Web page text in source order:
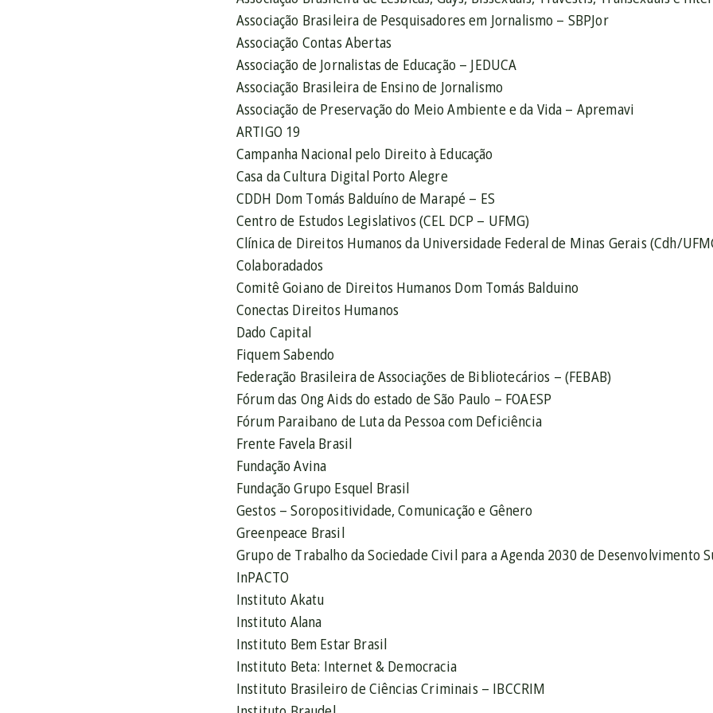
Associação Brasileira de Pesquisadores em Jornalismo – SBPJor
Associação Contas Abertas
Associação de Jornalistas de Educação – JEDUCA
Associação Brasileira de Ensino de Jornalismo
Associação de Preservação do Meio Ambiente e da Vida – Apremavi
ARTIGO 19
Campanha Nacional pelo Direito à Educação
Casa da Cultura Digital Porto Alegre
CDDH Dom Tomás Balduíno de Marapé – ES
Centro de Estudos Legislativos (CEL DCP – UFMG)
Clínica de Direitos Humanos da Universidade Federal de Minas Gerais (Cdh/
Colaboradados
Comitê Goiano de Direitos Humanos Dom Tomás Balduino
Conectas Direitos Humanos
Dado Capital
Fiquem Sabendo
Federação Brasileira de Associações de Bibliotecários – (FEBAB)
Fórum das Ong Aids do estado de São Paulo – FOAESP
Fórum Paraibano de Luta da Pessoa com Deficiência
Frente Favela Brasil
Fundação Avina
Fundação Grupo Esquel Brasil
Gestos – Soropositividade, Comunicação e Gênero
Greenpeace Brasil
Grupo de Trabalho da Sociedade Civil para a Agenda 2030 de Desenvolvimento
InPACTO
Instituto Akatu
Instituto Alana
Instituto Bem Estar Brasil
Instituto Beta: Internet & Democracia
Instituto Brasileiro de Ciências Criminais – IBCCRIM